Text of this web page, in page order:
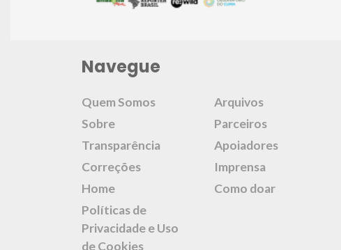
Navegue
Quem Somos
Sobre
Transparência
Correções
Home
Políticas de
Privacidade e Uso
de Cookies
Arquivos
Parceiros
Apoiadores
Imprensa
Como doar